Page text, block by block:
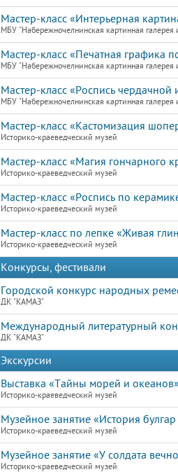
Мастер-класс «Интерьерная
МБУ "Набережночелнинская картинная
Мастер-класс «Печатная графика
МБУ "Набережночелнинская картинная
Мастер-класс «Роспись чердачной
МБУ "Набережночелнинская картинная
Мастер-класс «Кастомизация
Историко-краеведческий музей
Мастер-класс «Магия гончарного
Историко-краеведческий музей
Мастер-класс «Роспись по
Историко-краеведческий музей
Мастер-класс по лепке «Живая
Историко-краеведческий музей
Конкурсы, фестивали
Городской конкурс народных
ДК "КАМАЗ"
Международный литературный
ДК "КАМАЗ"
Экскурсии
Выставка «Тайны морей и океанов»
Историко-краеведческий музей
Музейное занятие «История булгар
Историко-краеведческий музей
Музейное занятие «У солдата
Историко-краеведческий музей